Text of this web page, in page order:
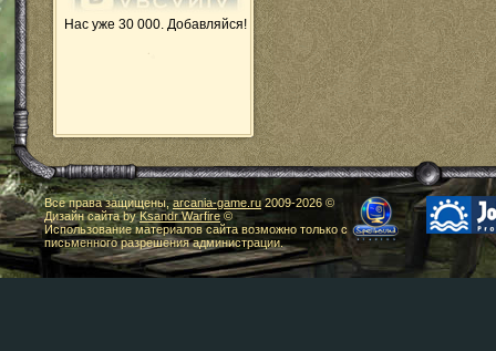
Нас уже 30 000. Добавляйся!
Все права защищены,arcania-game.ru2009-2026 ©
Дизайн сайта byKsandr Warfire©
Использование материалов сайта возможно только с
письменного разрешения администрации.